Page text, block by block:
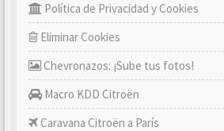
Política de Privacidad y Cookies
Eliminar Cookies
Chevronazos: ¡Sube tus fotos!
Macro KDD Citroën
Caravana Citroën a París